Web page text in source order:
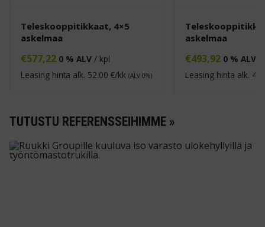
Teleskooppitikkaat, 4×5
askelmaa
€577,22 0 % ALV / kpl
Leasing hinta alk. 52.00 €/kk (ALV 0%)
askelmaa
€493,92 0 % ALV
Leasing hinta alk.
TUTUSTU REFERENSSEIHIMME »